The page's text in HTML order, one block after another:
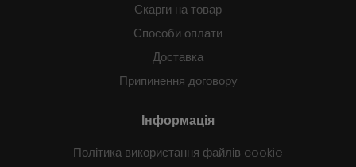
Скарги на товар
Способи оплати
Доставка
Припинення договору
Інформація
Політика використання файлів cookie